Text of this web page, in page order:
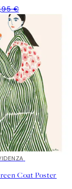
€
Coat Poster